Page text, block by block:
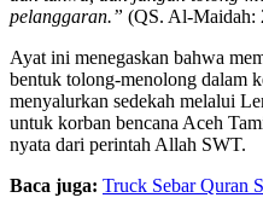
pelanggaran.” (QS. Al-Maidah:
Ayat ini menegaskan bahwa
bentuk tolong-menolong dalam
menyalurkan sedekah melalui
untuk korban bencana Aceh
nyata dari perintah Allah SWT.
Baca juga: Truck Sebar Quran